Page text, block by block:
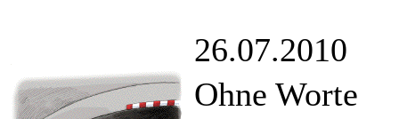
26.07.2010
Ohne Worte